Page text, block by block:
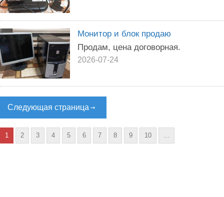
Монитор и блок продаю
Продам, цена договорная.
2026-07-24
Следующая страница
1 2 3 4 5 6 7 8 9 10 ...